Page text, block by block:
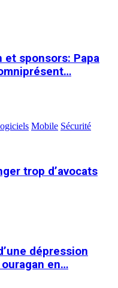
et sponsors: Papa
Mobile Sécurité
trop d’avocats
dépression
en…